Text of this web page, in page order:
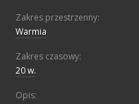
Zakres przestrzenny:
Warmia
Zakres czasowy:
20 w.
Opis: